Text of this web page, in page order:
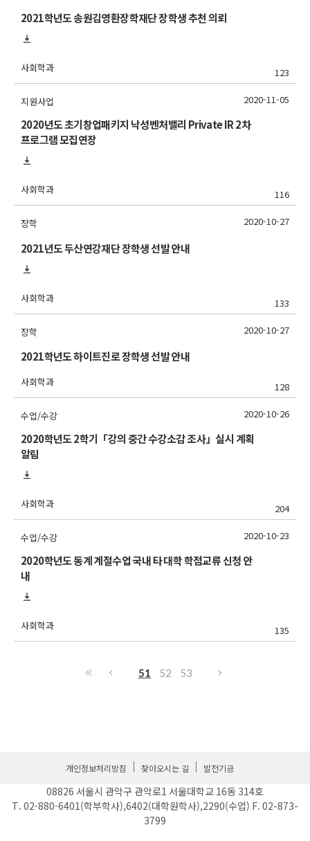
2021학년도 송원김영환장학재단 장학생 추천 의뢰
사회학과 123
지원사업
2020년도 초기창업패키지 낙성벤처밸리 Private IR 2차
프로그램 모집연장
사회학과 116
2020-11-05
장학
2021년도 두산연강재단 장학생 선발 안내
사회학과 133
2020-10-27
장학
2021학년도 하이트진로 장학생 선발 안내
사회학과 128
2020-10-27
수업/수강
2020학년도 2학기「강의 중간 수강소감 조사」실시 계획
알림
사회학과 204
2020-10-26
수업/수강
2020학년도 동계 계절수업 국내 타 대학 학점교류 신청 안
내
사회학과 135
2020-10-23
51 52 53
개인정보처리방침 찾아오시는 길 발전기금
08826 서울시 관악구 관악로1 서울대학교 16동 314호
T. 02-880-6401(학부학사),6402(대학원학사),2290(수업) F. 02-873-
3799